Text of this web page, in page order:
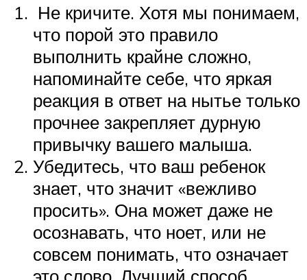
Не кричите. Хотя мы понимаем,
что порой это правило
выполнить крайне сложно,
напоминайте себе, что яркая
реакция в ответ на нытье только
прочнее закрепляет дурную
привычку вашего малыша.
Убедитесь, что ваш ребенок
знает, что значит «вежливо
просить». Она может даже не
осознавать, что ноет, или не
совсем понимать, что означает